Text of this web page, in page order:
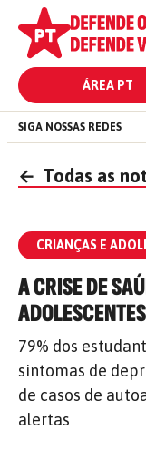
ÁREA PT
SIGA NOSSAS REDES
← Todas as
CRIANÇAS E
A CRISE DE
79% dos
sintomas de
de casos de
alertas